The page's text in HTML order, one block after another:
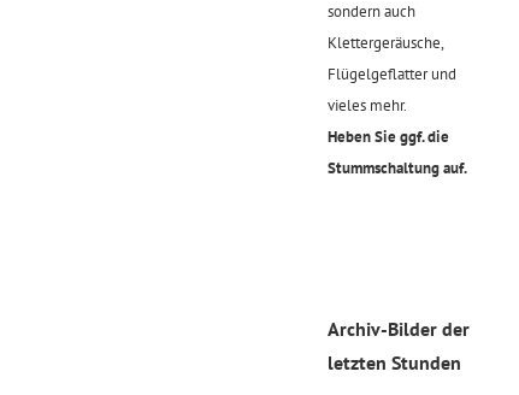
sondern auch
Klettergeräusche,
Flügelgeflatter und
vieles mehr.
Heben Sie ggf. die
Stummschaltung auf.
Archiv-Bilder der
letzten Stunden